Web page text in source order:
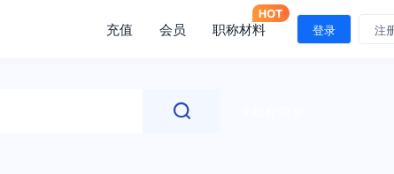
充值 会员 职称材料 登录 注